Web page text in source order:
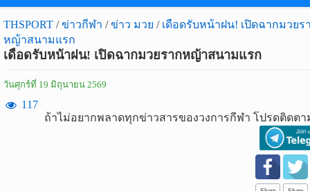
THSPORT / ข่าวกีฬา / ข่าว มวย / เดือดรับหน้าฝน! เปิดฉากมวยร
หญ้าสนามแรก
เดือดรับหน้าฝน! เปิดฉากมวยรากหญ้าสนามแรก
วันศุกร์ที่ 19 มิถุนายน 2569
117
ถ้าไม่อยากพลาดทุกข่าวสารของวงการกีฬา โปรดติดตา
เข้าสู่ระบบ
เข้าสู่ระบบด้วย facebook
สมัคร
สมาชิก